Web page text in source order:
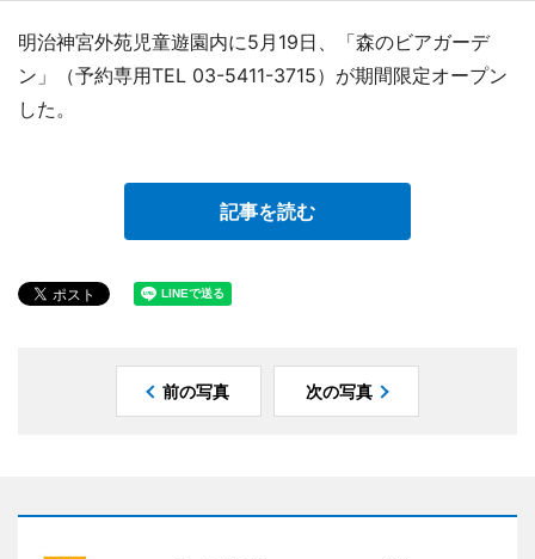
明治神宮外苑児童遊園内に5月19日、「森のビアガーデ
ン」（予約専用TEL 03-5411-3715）が期間限定オープン
した。
記事を読む
前の写真 次の写真